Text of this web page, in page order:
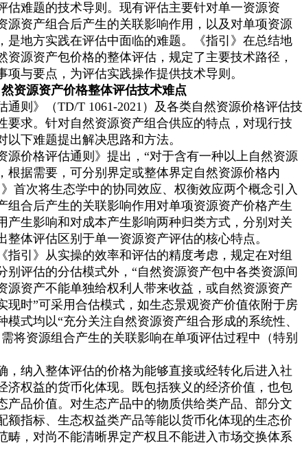
估难题的技术导则。现有评估主要针对单一资源资
源资产组合后产生的关联影响作用，以及对单项资源
是地方实践在评估中面临的难题。《指引》在总结地
源资产包价格的整体评估，规定了主要技术路径，
与要点，为评估实践操作提供技术导则。
资源资产价格整体评估技术难点
通则》（TD/T 1061-2021）及各类自然资源价格评估技
要求。针对自然资源资产组合供应的特点，对现行技
下难题提出解决思路和方法。
源价格评估通则》提出，“对于含有一种以上自然资源
根据需要，可分别界定或整体界定自然资源价格内
首次将生态学中的协同效应、权衡效应两个概念引入
组合后产生的关联影响作用对单项资源资产价格产生
产生影响和对成本产生影响两种归类方式，分别对关
体评估区别于单一资源资产评估的核心特点。
指引》从实操的效率和评估的精度考虑，规定在对组
别评估的分估模式外，“自然资源资产包中各类资源间
源资产不能单独给权利人带来收益，或自然资源资产
现时”可采用合估模式，如生态景观资产价值依附于房
式均以“充分关注自然资源资产组合形成的系统性、
将资源组合产生的关联影响在单项评估过程中（特别
，纳入整体评估的价格为能够直接或经转化后进入社
济权益的货币化体现。既包括狭义的经济价值，也包
产品价值。对生态产品中的物质供给类产品、部分文
额指标、生态权益类产品等能以货币化体现的生态价
畴，对尚不能清晰界定产权且不能进入市场交换体系